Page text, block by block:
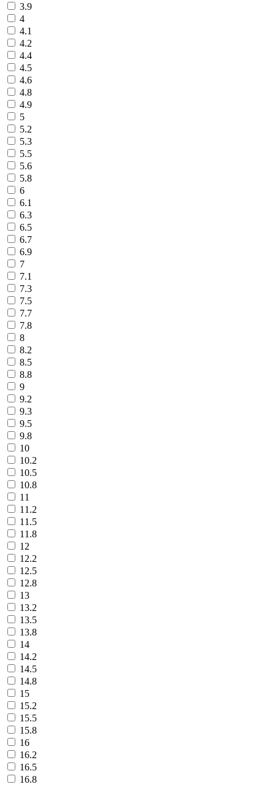
3.9
4
4.1
4.2
4.4
4.5
4.6
4.8
4.9
5
5.2
5.3
5.5
5.6
5.8
6
6.1
6.3
6.5
6.7
6.9
7
7.1
7.3
7.5
7.7
7.8
8
8.2
8.5
8.8
9
9.2
9.3
9.5
9.8
10
10.2
10.5
10.8
11
11.2
11.5
11.8
12
12.2
12.5
12.8
13
13.2
13.5
13.8
14
14.2
14.5
14.8
15
15.2
15.5
15.8
16
16.2
16.5
16.8